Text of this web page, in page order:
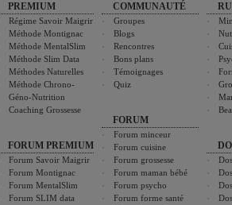
PREMIUM
Régime Savoir Maigrir
Méthode Montignac
Méthode MentalSlim
Méthode Slim Data
Méthodes Naturelles
Méthode Chrono-
Géno-Nutrition
Coaching Grossesse
FORUM PREMIUM
Forum Savoir Maigrir
Forum Montignac
Forum MentalSlim
Forum SLIM data
COMMUNAUTÉ
Groupes
Blogs
Rencontres
Bons plans
Témoignages
Quiz
FORUM
Forum minceur
Forum cuisine
Forum grossesse
Forum maman bébé
Forum psycho
Forum forme santé